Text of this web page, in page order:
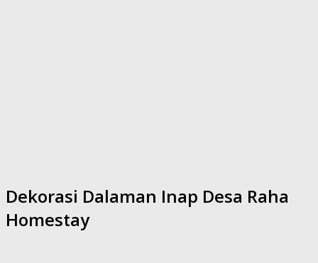
Dekorasi Dalaman Inap Desa Raha
Homestay